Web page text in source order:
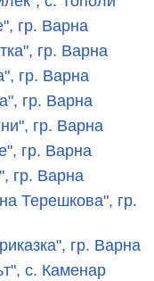
гр. Варна
гр. Варна
гр. Варна
гр. Варна
гр. Варна
гр. Варна
гр. Варна
Терешкова", гр.
гр. Варна
с. Каменар